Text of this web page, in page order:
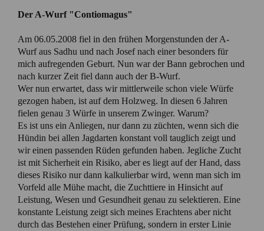
Der A-Wurf "Contiomagus"
Am 06.05.2008 fiel in den frühen Morgenstunden der A-
Wurf aus Sadhu und nach Josef nach einer besonders für
mich aufregenden Geburt. Nun war der Bann gebrochen und
nach kurzer Zeit fiel dann auch der B-Wurf.
Wer nun erwartet, dass wir mittlerweile schon viele Würfe
gezogen haben, ist auf dem Holzweg. In diesen 6 Jahren
fielen genau 3 Würfe in unserem Zwinger. Warum?
Es ist uns ein Anliegen, nur dann zu züchten, wenn sich die
Hündin bei allen Jagdarten konstant voll tauglich zeigt und
wir einen passenden Rüden gefunden haben. Jegliche Zucht
ist mit Sicherheit ein Risiko, aber es liegt auf der Hand, dass
dieses Risiko nur dann kalkulierbar wird, wenn man sich im
Vorfeld alle Mühe macht, die Zuchttiere in Hinsicht auf
Leistung, Wesen und Gesundheit genau zu selektieren. Eine
konstante Leistung zeigt sich meines Erachtens aber nicht
durch das Bestehen einer Prüfung, sondern in erster Linie